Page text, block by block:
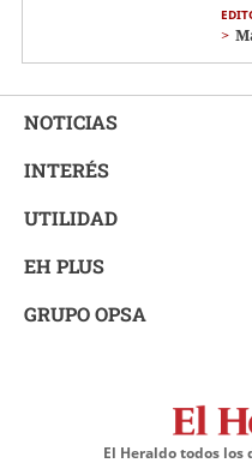
NOTICIAS
INTERÉS
UTILIDAD
EH PLUS
GRUPO OPSA
El Heraldo todos los